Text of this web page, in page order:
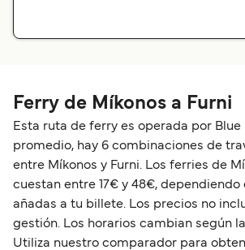
Ferry de Míkonos a Furni
Esta ruta de ferry es operada por Blue
promedio, hay 6 combinaciones de
entre Míkonos y Furni. Los ferries de
cuestan entre 17€ y 48€, dependiendo
añadas a tu billete. Los precios no
gestión. Los horarios cambian según
Utiliza nuestro comparador para